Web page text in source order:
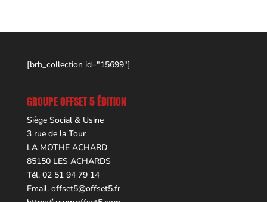
[brb_collection id="15699"]
GROUPE OFFSET 5 ÉDITION
Siège Social & Usine
3 rue de la Tour
LA MOTHE ACHARD
85150 LES ACHARDS
Tél. 02 51 94 79 14
Email. offset5@offset5.fr